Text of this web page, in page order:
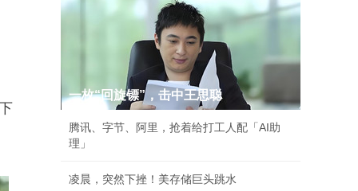
一枚“回旋镖”，击中王思聪
腾讯、字节、阿里，抢着给打工人配「AI助
理」
凌晨，突然下挫！美存储巨头跳水